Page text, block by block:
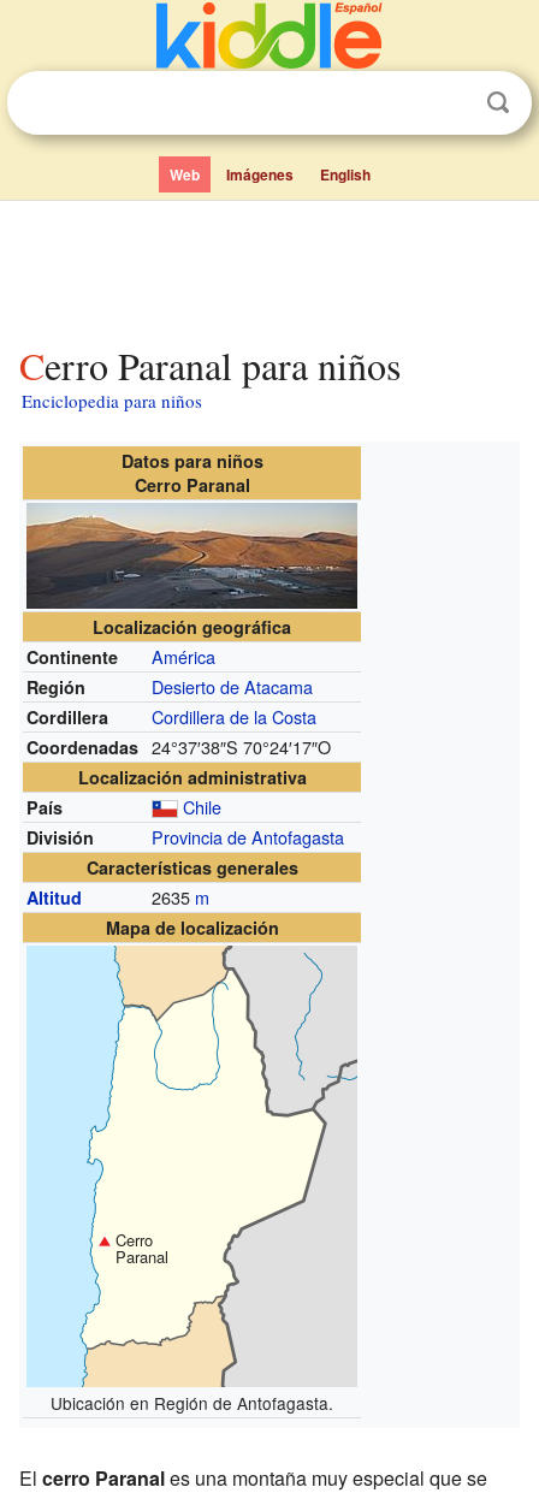
Web Imágenes English
Cerro Paranal para niños
Enciclopedia para niños
Datos para niños
Cerro Paranal
Localización geográfica
Continente
América
Región Desierto de Atacama
Cordillera Cordillera de la Costa
Coordenadas 24°37′38″S 70°24′17″O
Localización administrativa
País
Chile
División Provincia de Antofagasta
Características generales
Altitud
2635 m
Mapa de localización
Cerro
Paranal
Ubicación en Región de Antofagasta.
El cerro Paranales una montaña muy especial que se